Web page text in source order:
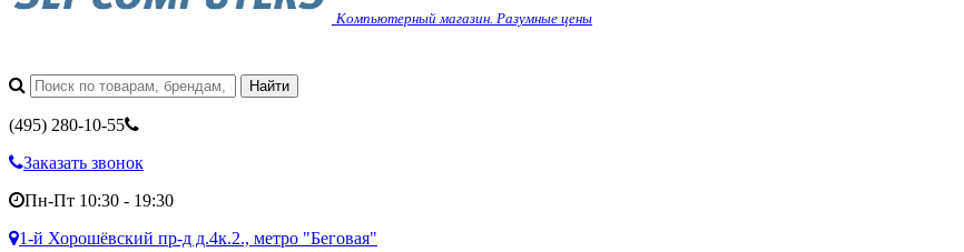
Компьютерный магазин. Разумные цены
(495) 280-10-55
Заказать звонок
Пн-Пт 10:30 - 19:30
1-й Хорошёвский пр-д д.4к.2., метро "Беговая"